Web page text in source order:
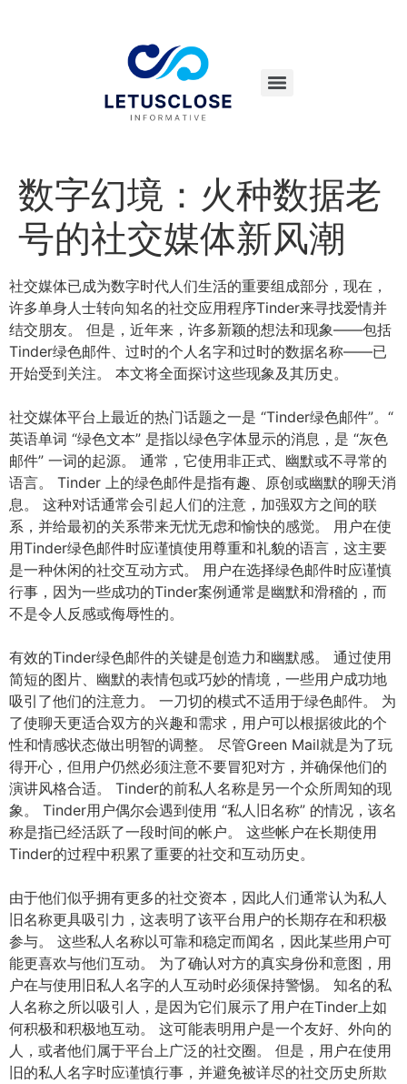
数字幻境：火种数据老
号的社交媒体新风潮
社交媒体已成为数字时代人们生活的重要组成部分，现在，
许多单身人士转向知名的社交应用程序Tinder来寻找爱情并
结交朋友。 但是，近年来，许多新颖的想法和现象——包括
Tinder绿色邮件、过时的个人名字和过时的数据名称——已
开始受到关注。 本文将全面探讨这些现象及其历史。
社交媒体平台上最近的热门话题之一是 “Tinder绿色邮件”。“
英语单词 “绿色文本” 是指以绿色字体显示的消息，是 “灰色
邮件” 一词的起源。 通常，它使用非正式、幽默或不寻常的
语言。 Tinder 上的绿色邮件是指有趣、原创或幽默的聊天消
息。 这种对话通常会引起人们的注意，加强双方之间的联
系，并给最初的关系带来无忧无虑和愉快的感觉。 用户在使
用Tinder绿色邮件时应谨慎使用尊重和礼貌的语言，这主要
是一种休闲的社交互动方式。 用户在选择绿色邮件时应谨慎
行事，因为一些成功的Tinder案例通常是幽默和滑稽的，而
不是令人反感或侮辱性的。
有效的Tinder绿色邮件的关键是创造力和幽默感。 通过使用
简短的图片、幽默的表情包或巧妙的情境，一些用户成功地
吸引了他们的注意力。 一刀切的模式不适用于绿色邮件。 为
了使聊天更适合双方的兴趣和需求，用户可以根据彼此的个
性和情感状态做出明智的调整。 尽管Green Mail就是为了玩
得开心，但用户仍然必须注意不要冒犯对方，并确保他们的
演讲风格合适。 Tinder的前私人名称是另一个众所周知的现
象。 Tinder用户偶尔会遇到使用 “私人旧名称” 的情况，该名
称是指已经活跃了一段时间的帐户。 这些帐户在长期使用
Tinder的过程中积累了重要的社交和互动历史。
由于他们似乎拥有更多的社交资本，因此人们通常认为私人
旧名称更具吸引力，这表明了该平台用户的长期存在和积极
参与。 这些私人名称以可靠和稳定而闻名，因此某些用户可
能更喜欢与他们互动。 为了确认对方的真实身份和意图，用
户在与使用旧私人名字的人互动时必须保持警惕。 知名的私
人名称之所以吸引人，是因为它们展示了用户在Tinder上如
何积极和积极地互动。 这可能表明用户是一个友好、外向的
人，或者他们属于平台上广泛的社交圈。 但是，用户在使用
旧的私人名字时应谨慎行事，并避免被详尽的社交历史所欺